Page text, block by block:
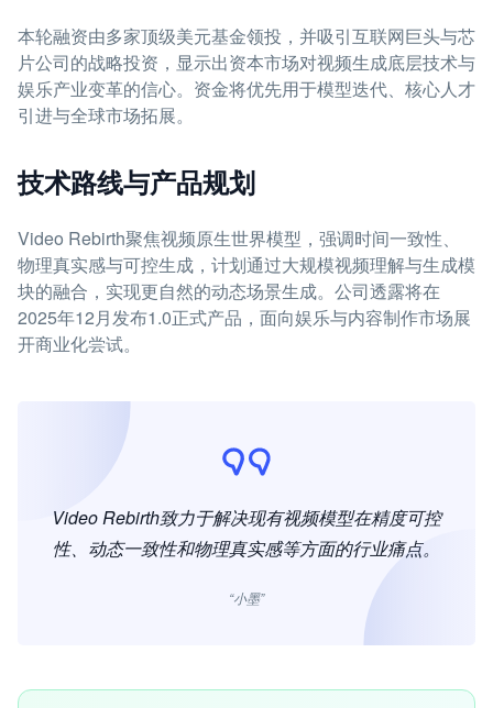
本轮融资由多家顶级美元基金领投，并吸引互联网巨头与芯
片公司的战略投资，显示出资本市场对视频生成底层技术与
娱乐产业变革的信心。资金将优先用于模型迭代、核心人才
引进与全球市场拓展。
技术路线与产品规划
Video Rebirth聚焦视频原生世界模型，强调时间一致性、
物理真实感与可控生成，计划通过大规模视频理解与生成模
块的融合，实现更自然的动态场景生成。公司透露将在
2025年12月发布1.0正式产品，面向娱乐与内容制作市场展
开商业化尝试。
Video Rebirth致力于解决现有视频模型在精度可控
性、动态一致性和物理真实感等方面的行业痛点。
“小墨”